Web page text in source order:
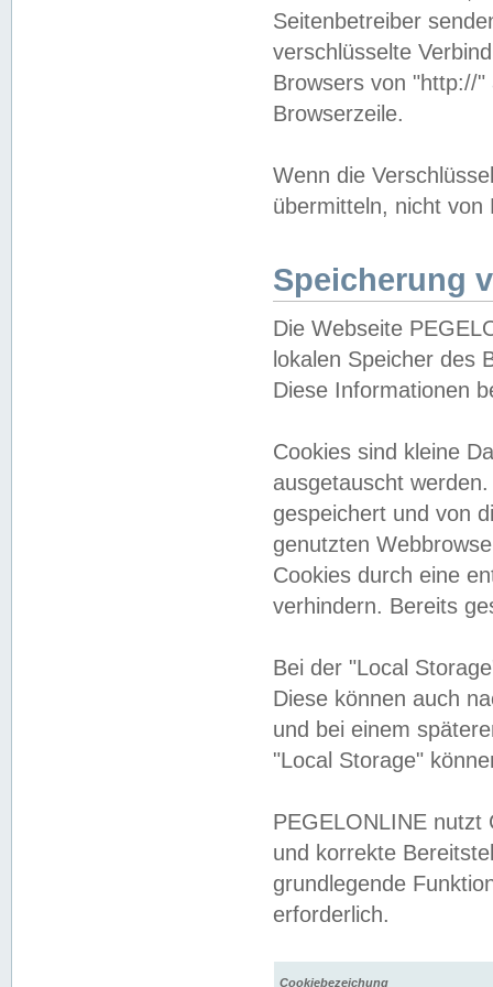
Seitenbetreiber
verschlüsselte
Browsers von "http://
Browserzeile.
Wenn die
übermitteln, nicht von
Speicherung
Die Webseite
lokalen Speicher des
Diese Informationen
Cookies sind kleine
ausgetauscht
gespeichert und von
genutzten
Cookies durch eine
verhindern. Bereits
Bei der "Local
Diese können auch
und bei einem
"Local Storage"
PEGELONLINE nutzt
und korrekte
grundlegende
erforderlich.
Cookiebezeichung